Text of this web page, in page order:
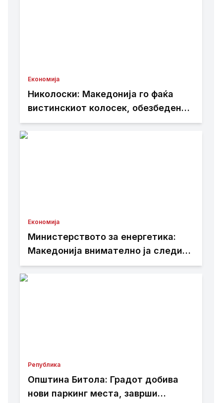
Економија
Николоски: Македонија го фаќа
вистинскиот колосек, обезбедени
149 милиони евра грант за пругата
Економија
Министерството за енергетика:
Македонија внимателно ја следи
состојбата во Европа – домашниот
Република
Општина Битола: Градот добива
нови паркинг места, заврши